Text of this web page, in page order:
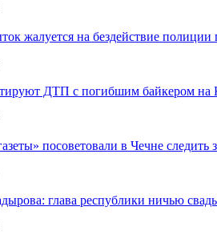
жалуется на бездействие полиции
ДТП с погибшим байкером на
посоветовали в Чечне следить
глава республики ничью